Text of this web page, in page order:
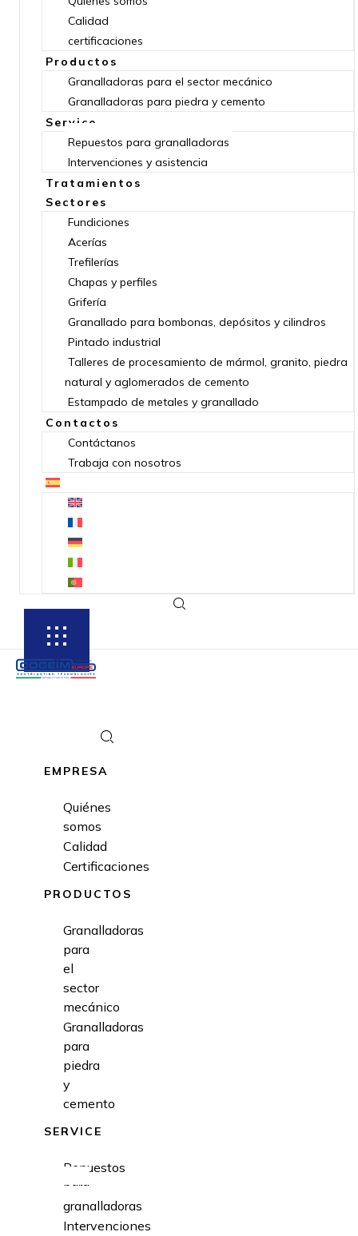
Calidad
certificaciones
Productos
Granalladoras para el sector mecánico
Granalladoras para piedra y cemento
Service
Repuestos para granalladoras
Intervenciones y asistencia
Tratamientos
Sectores
Fundiciones
Acerías
Trefilerías
Chapas y perfiles
Grifería
Granallado para bombonas, depósitos y cilindros
Pintado industrial
Talleres de procesamiento de mármol, granito, piedra
natural y aglomerados de cemento
Estampado de metales y granallado
Contactos
Contáctanos
Trabaja con nosotros
EMPRESA
Quiénes
somos
Calidad
Certificaciones
PRODUCTOS
Granalladoras
para
el
sector
mecánico
Granalladoras
para
piedra
y
cemento
SERVICE
Repuestos
para
granalladoras
Intervenciones